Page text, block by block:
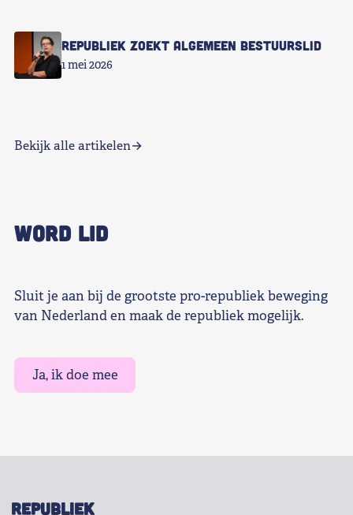
Republiek zoekt Algemeen Bestuurslid
1 mei 2026
Bekijk alle artikelen
WORD LID
Sluit je aan bij de grootste pro-republiek beweging
van Nederland en maak de republiek mogelijk.
Ja, ik doe mee
REPUBLIEK